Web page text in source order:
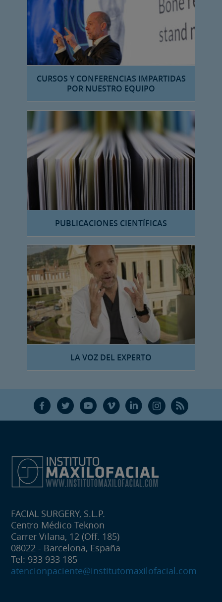
CURSOS Y CONFERENCIAS IMPARTIDAS
POR NUESTRO EQUIPO
PUBLICACIONES CIENTÍFICAS
LA VOZ DEL EXPERTO
F T Y V L Ñ R
FACIAL SURGERY, S.L.P.
Centro Médico Teknon
Carrer Vilana, 12 (Off. 185)
08022 - Barcelona, España
Tel: 933 933 185
atencionpaciente@institutomaxilofacial.com